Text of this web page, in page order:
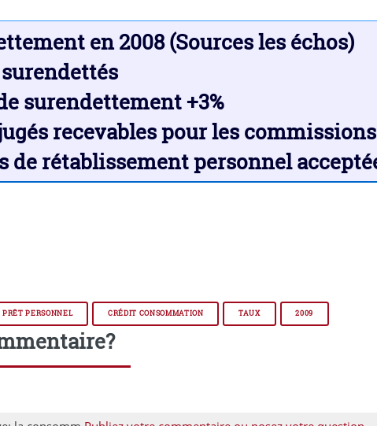
en 2008 (Sources les échos)
surendettés
surendettement +3%
recevables pour les commissions
de rétablissement personnel
PRÊT PERSONNEL CRÉDIT CONSOMMATION TAUX 2009